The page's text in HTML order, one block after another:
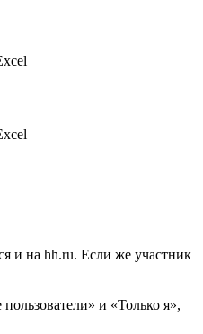
и на hh.ru. Если же участник
и «Только я»,